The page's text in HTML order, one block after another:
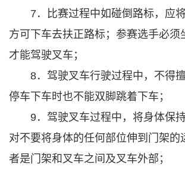
7．比赛过程中如碰倒路标，应
方可下车去扶正路标；参赛选手必须
才能驾驶叉车；
8．驾驶叉车行驶过程中，不得
停车下车时也不能双脚跳着下车；
9．驾驶叉车过程中，将身体保
对不要将身体的任何部位伸到门架的
者是门架和叉车之间及叉车外部；